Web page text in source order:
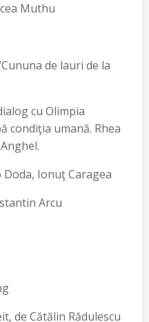
Muthu
de lauri de la
cu Olimpia
condiţia umană. Rhea
Ionuţ Caragea
Arcu
de Cătălin Rădulescu